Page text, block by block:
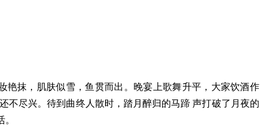
艳抹，肌肤似雪，鱼贯而出。晚宴上歌舞升平，大家饮酒作
不尽兴。待到曲终人散时，踏月醉归的马蹄 声打破了月夜的